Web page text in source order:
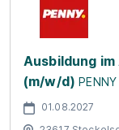
Ausbildung
(m/w/d)
01.08.2027